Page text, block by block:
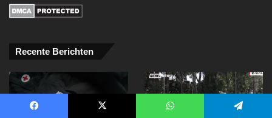
Recente Berichten